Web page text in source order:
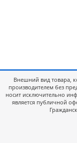
Внешний вид товара,
производителем без
носит исключительно
является публичной